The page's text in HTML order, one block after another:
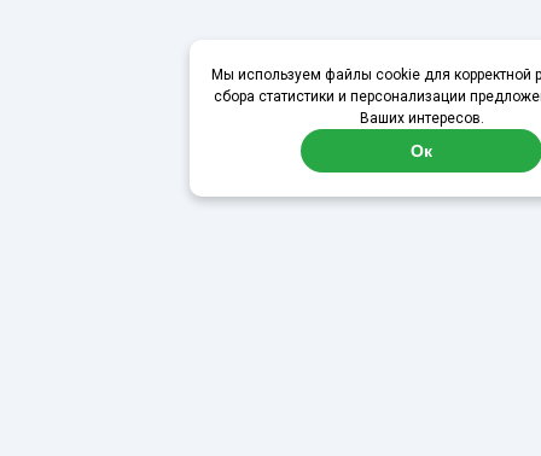
Мы используем файлы cookie для корректной
сбора статистики и персонализации
Ваших интересов.
Ок